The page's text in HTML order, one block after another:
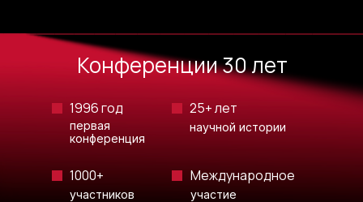
Конференции 30 лет
участие
Международное
научной истории
25+ лет
участников
1000+
первая
конференция
1996 год